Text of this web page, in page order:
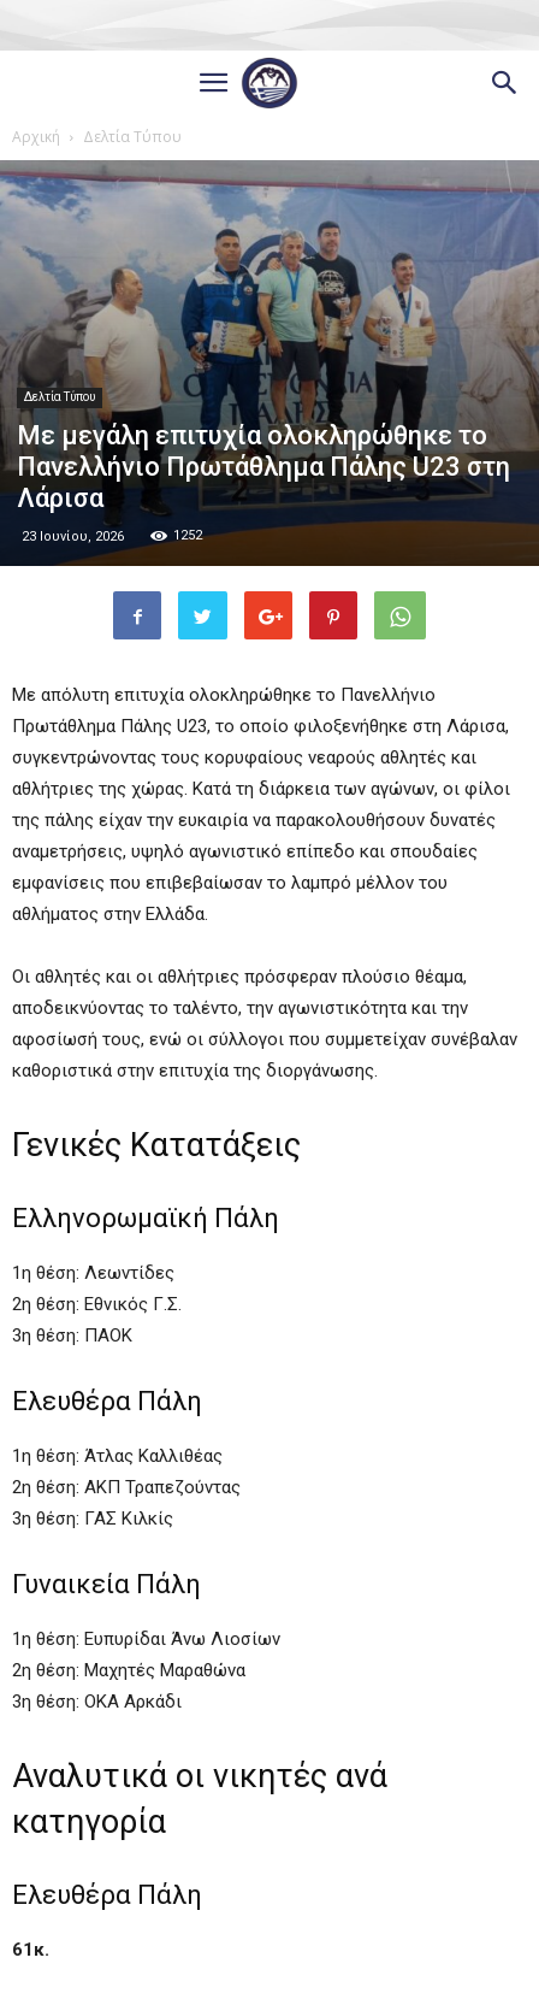
Αρχική Δελτία Τύπου
Δελτία Τύπου
Με μεγάλη επιτυχία ολοκληρώθηκε το
Πανελλήνιο Πρωτάθλημα Πάλης U23 στη
Λάρισα
23 Ιουνίου, 2026 1252
Με απόλυτη επιτυχία ολοκληρώθηκε το Πανελλήνιο
Πρωτάθλημα Πάλης U23, το οποίο φιλοξενήθηκε στη Λάρισα,
συγκεντρώνοντας τους κορυφαίους νεαρούς αθλητές και
αθλήτριες της χώρας. Κατά τη διάρκεια των αγώνων, οι φίλοι
της πάλης είχαν την ευκαιρία να παρακολουθήσουν δυνατές
αναμετρήσεις, υψηλό αγωνιστικό επίπεδο και σπουδαίες
εμφανίσεις που επιβεβαίωσαν το λαμπρό μέλλον του
αθλήματος στην Ελλάδα.
Οι αθλητές και οι αθλήτριες πρόσφεραν πλούσιο θέαμα,
αποδεικνύοντας το ταλέντο, την αγωνιστικότητα και την
αφοσίωσή τους, ενώ οι σύλλογοι που συμμετείχαν συνέβαλαν
καθοριστικά στην επιτυχία της διοργάνωσης.
Γενικές Κατατάξεις
Ελληνορωμαϊκή Πάλη
1η θέση: Λεωντίδες
2η θέση: Εθνικός Γ.Σ.
3η θέση: ΠΑΟΚ
Ελευθέρα Πάλη
1η θέση: Άτλας Καλλιθέας
2η θέση: ΑΚΠ Τραπεζούντας
3η θέση: ΓΑΣ Κιλκίς
Γυναικεία Πάλη
1η θέση: Ευπυρίδαι Άνω Λιοσίων
2η θέση: Μαχητές Μαραθώνα
3η θέση: ΟΚΑ Αρκάδι
Αναλυτικά οι νικητές ανά
κατηγορία
Ελευθέρα Πάλη
61κ.